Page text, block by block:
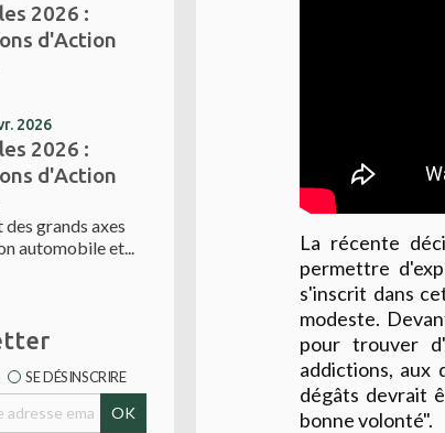
2026 :
d'Action
2026
2026 :
d'Action
grands axes
automobile et...
SE DÉSINSCRIRE
La récente
permettre
s'inscrit dans
modeste.
pour trouver
addictions, aux
dégâts devrait
bonne volonté".